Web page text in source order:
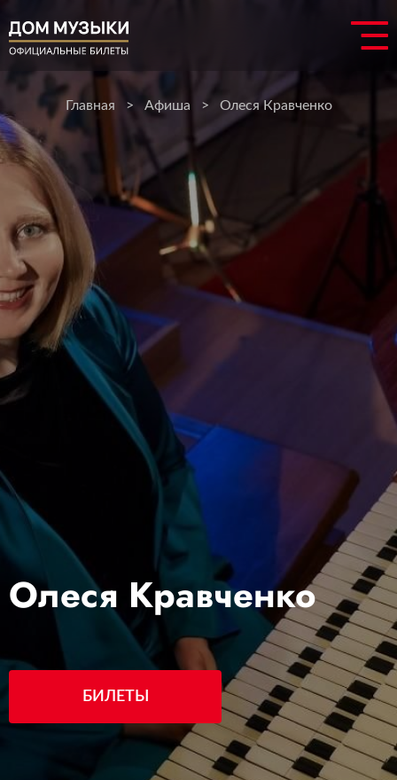
Главная > Афиша > Олеся Кравченко
Олеся Кравченко
БИЛЕТЫ